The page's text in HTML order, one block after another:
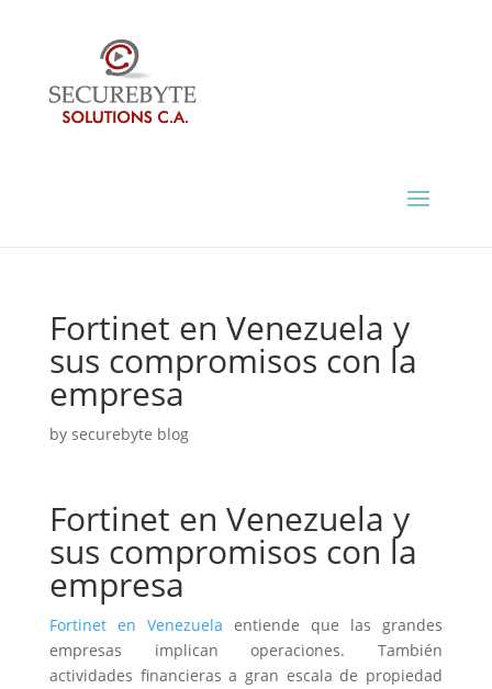
Fortinet en Venezuela y
sus compromisos con la
empresa
by securebyte blog
Fortinet en Venezuela y
sus compromisos con la
empresa
Fortinet en Venezuela entiende que las grandes
empresas implican operaciones. También
actividades financieras a gran escala de propiedad